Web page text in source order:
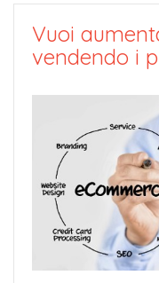
Vuoi
vendendo i